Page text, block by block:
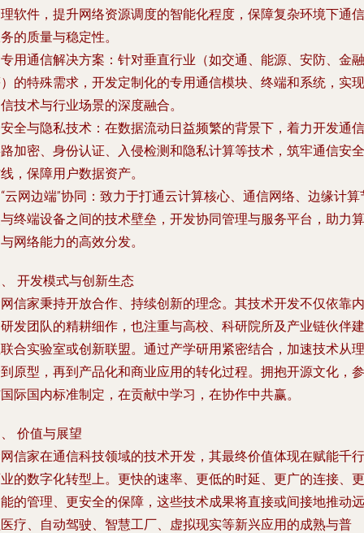
软件，提升网络资源调度的智能化程度，保障复杂环境下通信
的质量与稳定性。
专用通信解决方案 ：针对垂直行业（如交通、能源、安防、金融
的特殊需求，开发定制化的专用通信模块、终端和系统，实现
技术与行业场景的深度融合。
安全与隐私技术 ：在数据流动日益频繁的背景下，着力开发通信
加密、身份认证、入侵检测和隐私计算等技术，筑牢通信安全
，保障用户数据资产。
云网边端”协同：致力于打通云计算核心、通信网络、边缘计算
终端设备之间的技术壁垒，开发协同管理与服务平台，助力算
网络能力的高效分发。
开发模式与创新生态
信家秉持开放合作、持续创新的理念。其技术开发不仅依靠内
发团队的精耕细作，也注重与高校、科研院所及产业链伙伴建
合实验室或创新联盟。通过产学研用紧密结合，加速技术从理
原型，再到产品化和商业应用的转化过程。拥抱开源文化，参
际国内标准制定，在贡献中学习，在协作中共赢。
价值与展望
信家在通信科技领域的技术开发，其最终价值体现在赋能千行
的数字化转型上。更快的速率、更低的时延、更广的连接、更
的管理、更安全的保障，这些技术成果将直接或间接地推动远
疗、自动驾驶、智慧工厂、虚拟现实等新兴应用的成熟与普